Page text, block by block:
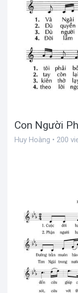
Con Người
Huy Hoàng • 200